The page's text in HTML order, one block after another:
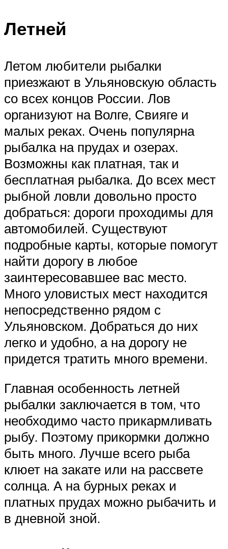
Летней
Летом любители рыбалки
приезжают в Ульяновскую область
со всех концов России. Лов
организуют на Волге, Свияге и
малых реках. Очень популярна
рыбалка на прудах и озерах.
Возможны как платная, так и
бесплатная рыбалка. До всех мест
рыбной ловли довольно просто
добраться: дороги проходимы для
автомобилей. Существуют
подробные карты, которые помогут
найти дорогу в любое
заинтересовавшее вас место.
Много уловистых мест находится
непосредственно рядом с
Ульяновском. Добраться до них
легко и удобно, а на дорогу не
придется тратить много времени.
Главная особенность летней
рыбалки заключается в том, что
необходимо часто прикармливать
рыбу. Поэтому прикормки должно
быть много. Лучше всего рыба
клюет на закате или на рассвете
солнца. А на бурных реках и
платных прудах можно рыбачить и
в дневной зной.